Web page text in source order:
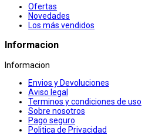
Ofertas
Novedades
Los más vendidos
Informacion
Informacion
Envios y Devoluciones
Aviso legal
Terminos y condiciones de uso
Sobre nosotros
Pago seguro
Politica de Privacidad